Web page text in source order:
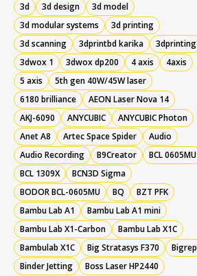
3d 3d design
3d model
3d modular systems
3d printing
3d scanning
3dprintbd karika
3dprinting
3dwox 1
3dwox dp200 4 axis
4axis
5 axis
5th gen 40W/45W laser
6180 brilliance
AEON Laser Nova 14
AKJ-6090
ANYCUBIC
ANYCUBIC Photon
Anet A8
Artec Space Spider
Audio
Audio Recording
B9Creator
BCL 0605MU
BCL 1309X
BCN3D Sigma
BODOR BCL-0605MU
BQ
BZT PFK
Bambu Lab A1
Bambu Lab A1 mini
Bambu Lab X1-Carbon
Bambu Lab X1C
Bambulab X1C
Big Stratasys F370
Bigrep
Binder Jetting
Boss Laser HP2440